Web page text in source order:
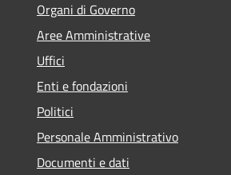
Organi di Governo
Aree Amministrative
Uffici
Enti e fondazioni
Politici
Personale Amministrativo
Documenti e dati